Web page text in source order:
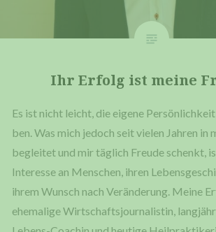
Ihr Erfolg ist mei­ne
Es ist nicht leicht, die eige­ne
ben. Was mich jedoch seit vie­len Jah­ren in
beglei­tet und mir täg­lich Freu­de schenkt,
Inter­es­se an Men­schen, ihren
ihrem Wunsch nach Ver­än­de­rung. Mei­ne
ehe­ma­li­ge Wirt­schafts­jour­na­lis­tin,